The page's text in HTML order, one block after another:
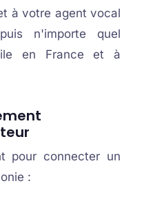
à votre agent vocal
n'importe quel
en France et à
pour connecter un
: